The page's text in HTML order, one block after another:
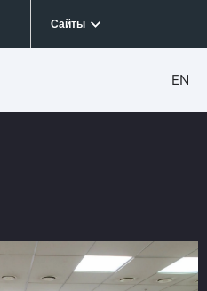
Сайты
EN